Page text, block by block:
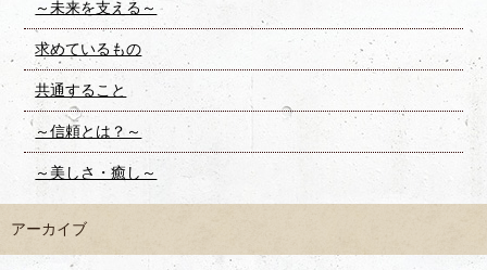
～未来を支える～
求めているもの
共通すること
～信頼とは？～
～美しさ・癒し～
アーカイブ